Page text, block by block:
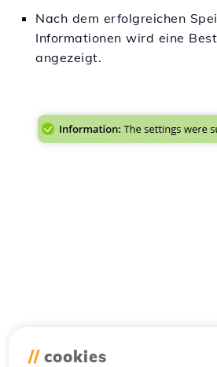
Nach dem erfolgreichen
Informationen wird eine
angezeigt.
// cookies